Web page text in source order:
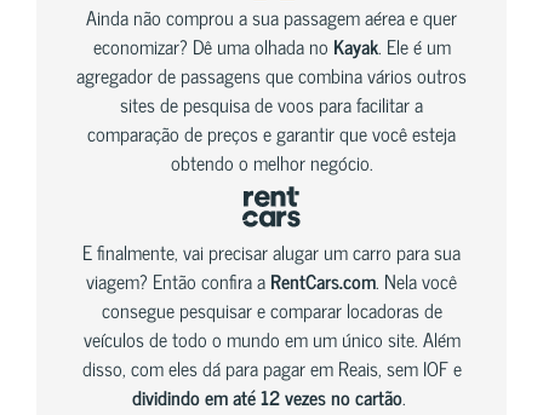
Ainda não comprou a sua passagem aérea e quer
economizar? Dê uma olhada no Kayak. Ele é um
agregador de passagens que combina vários outros
sites de pesquisa de voos para facilitar a
comparação de preços e garantir que você esteja
obtendo o melhor negócio.
E finalmente, vai precisar alugar um carro para sua
viagem? Então confira aRentCars.com. Nela você
consegue pesquisar e comparar locadoras de
veículos de todo o mundo em um único site. Além
disso, com eles dá para pagar em Reais, sem IOF e
dividindo em até 12 vezes no cartão.